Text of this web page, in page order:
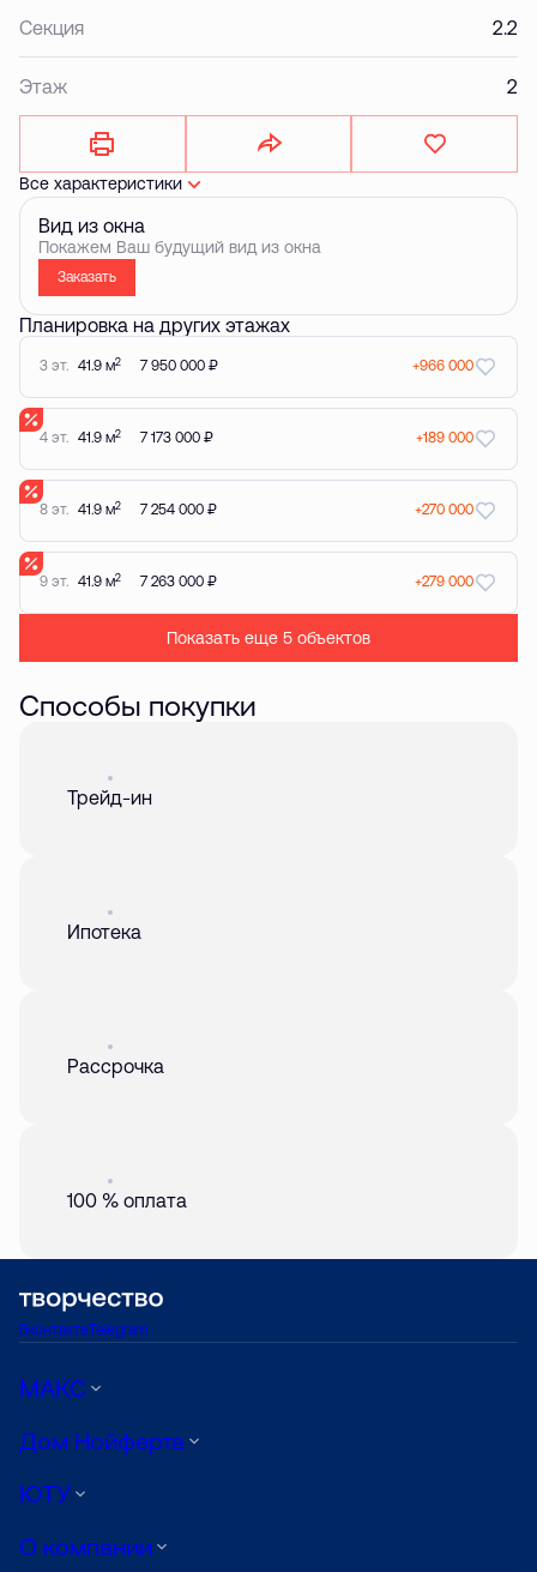
Секция 2.2
Этаж 2
Все характеристики
Вид из окна
Покажем Ваш будущий вид из окна
Заказать
Планировка на других этажах
3 эт. 41.9 м2 7 950 000 ₽ +966 000
4 эт. 41.9 м2 7 173 000 ₽ +189 000
8 эт. 41.9 м2 7 254 000 ₽ +270 000
9 эт. 41.9 м2 7 263 000 ₽ +279 000
Показать еще 5 объектов
Способы покупки
Трейд-ин
Ипотека
Рассрочка
100 % оплата
ВконтактеTelegram
МАКС
Дом Нойферта
ЮТУ
О компании